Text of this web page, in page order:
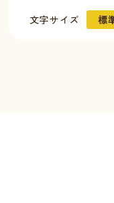
文字サイズ 標